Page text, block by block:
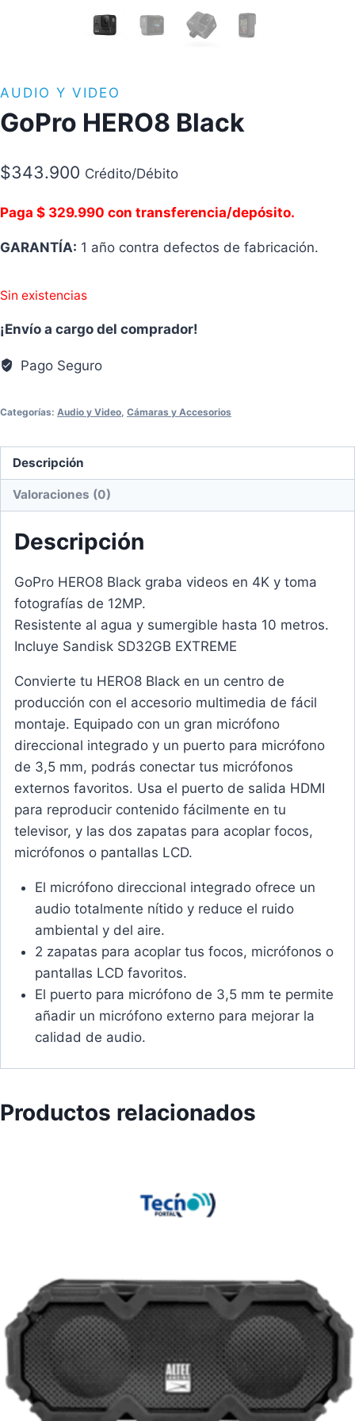
AUDIO Y VIDEO
GoPro HERO8 Black
$343.900 Crédito/Débito
Paga $ 329.990 con transferencia/depósito.
GARANTÍA: 1 año contra defectos de fabricación.
Sin existencias
¡Envío a cargo del comprador!
Pago Seguro
Categorías: Audio y Video, Cámaras y Accesorios
Descripción
Valoraciones (0)
Descripción
GoPro HERO8 Black graba videos en 4K y toma
fotografías de 12MP.
Resistente al agua y sumergible hasta 10 metros.
Incluye Sandisk SD32GB EXTREME
Convierte tu HERO8 Black en un centro de
producción con el accesorio multimedia de fácil
montaje. Equipado con un gran micrófono
direccional integrado y un puerto para micrófono
de 3,5 mm, podrás conectar tus micrófonos
externos favoritos. Usa el puerto de salida HDMI
para reproducir contenido fácilmente en tu
televisor, y las dos zapatas para acoplar focos,
micrófonos o pantallas LCD.
El micrófono direccional integrado ofrece un
audio totalmente nítido y reduce el ruido
ambiental y del aire.
2 zapatas para acoplar tus focos, micrófonos o
pantallas LCD favoritos.
El puerto para micrófono de 3,5 mm te permite
añadir un micrófono externo para mejorar la
calidad de audio.
Productos relacionados